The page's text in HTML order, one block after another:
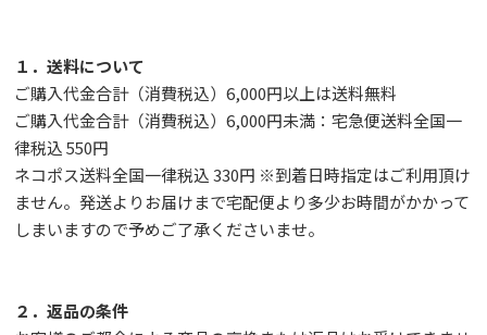
１．送料について
ご購入代金合計（消費税込）6,000円以上は送料無料
ご購入代金合計（消費税込）6,000円未満：宅急便送料全国一
律税込 550円
ネコポス送料全国一律税込 330円 ※到着日時指定はご利用頂け
ません。発送よりお届けまで宅配便より多少お時間がかかって
しまいますので予めご了承くださいませ。
２．返品の条件